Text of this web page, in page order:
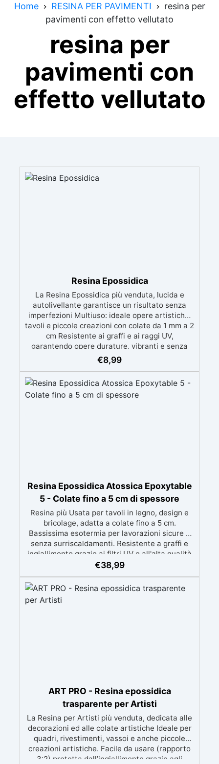
Home RESINA PER PAVIMENTI
resina per
pavimenti con effetto vellutato
resina per
pavimenti con
effetto vellutato
Resina Epossidica
La Resina Epossidica più venduta, lucida e
autolivellante garantisce un risultato senza
imperfezioni Multiuso: ideale opere artistiche,
tavoli e piccole creazioni con colate da 1 mm a 2
cm Resistente ai graffi e ai raggi UV,
garantendo opere durature, vibranti e senza
ingiallimenti nel tempo Bassa viscosità e
formula anti-bolle per risultati impeccabili,
Certificata Atossica post catalisi per contatto
con la pelle, BPA free e VoC Free
€8,99
Resina Epossidica Atossica Epoxytable
5 - Colate fino a 5 cm di spessore
Resina più Usata per tavoli in legno, design e
bricolage, adatta a colate fino a 5 cm.
Bassissima esotermia per lavorazioni sicure e
senza surriscaldamenti. Resistente a graffi e
ingiallimento grazie ai filtri UV e all'alta qualità
meccanica. Bassa viscosità per eliminare bolle
BPA/VOC free e certificata per il contatto
prolungato con la pelle.
€38,99
ART PRO - Resina epossidica
trasparente per Artisti
La Resina per Artisti più venduta, dedicata alle
decorazioni ed alle colate artistiche Ideale per
quadri, rivestimenti, vassoi e anche piccole
creazioni artistiche. Facile da usare (rapporto
3:2) protetta dall’ingiallimento grazie agli